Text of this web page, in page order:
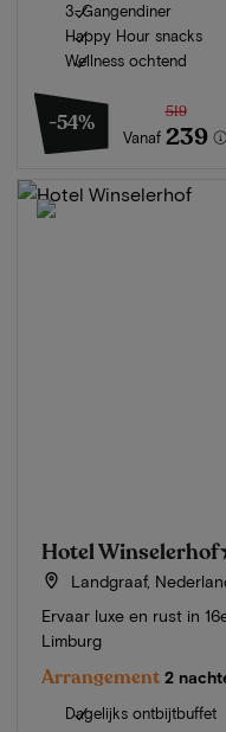
3-Gangendiner
Happy Hour snacks
Wellness ochtend
-54%
Vanaf
519
239
Hotel Winselerhof
Landgraaf,
Ervaar luxe en rust in
Limburg
Arrangement 2
Dagelijks ontbijtbuffet